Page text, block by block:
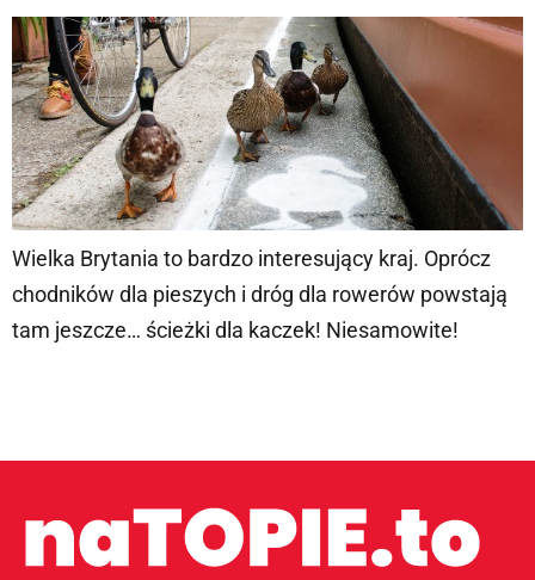
Wielka Brytania to bardzo interesujący kraj. Oprócz
chodników dla pieszych i dróg dla rowerów powstają
tam jeszcze… ścieżki dla kaczek! Niesamowite!